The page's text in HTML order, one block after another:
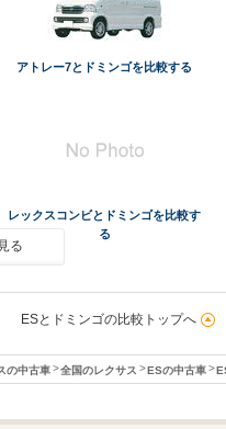
アトレー7とドミンゴを比較する
レックスコンビとドミンゴを比較す
る
る
ESとドミンゴの比較トップへ
の中古車 全国のレクサス ESの中古車